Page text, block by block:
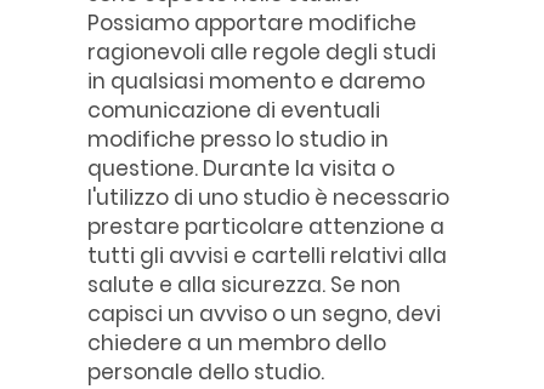
Possiamo apportare modifiche
ragionevoli alle regole degli studi
in qualsiasi momento e daremo
comunicazione di eventuali
modifiche presso lo studio in
questione. Durante la visita o
l'utilizzo di uno studio è necessario
prestare particolare attenzione a
tutti gli avvisi e cartelli relativi alla
salute e alla sicurezza. Se non
capisci un avviso o un segno, devi
chiedere a un membro dello
personale dello studio.